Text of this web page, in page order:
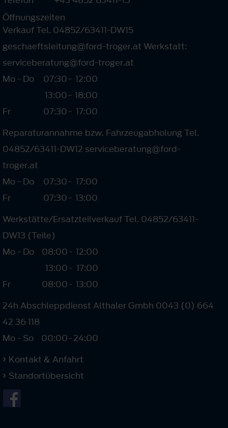
Öffnungszeiten
Verkauf Tel. 04852/63411-DW15
geschaeftsleitung@ford-troger.at Werkstatt:
serviceberatung@ford-troger.at
Mo - Do
07:30
13:00
-
-
12:00
18:00
Fr
07:30- 17:00
Reparaturannahme bzw. Fahrzeugabholung Tel.
04852/63411-DW12 serviceberatung@ford-
troger.at
Mo - Do
07:30- 17:00
Fr
07:30- 13:00
Werkstätte/Ersatzteilverkauf Tel. 04852/63411-
DW13 (Teile)
Mo - Do
08:00
13:00
-
-
12:00
17:00
Fr
08:00- 13:00
24h Abschleppdienst Althaler Gmbh 0043 (0) 664
42 36 118
Mo - So
00:00-24:00
Kontakt & Anfahrt
Standortübersicht